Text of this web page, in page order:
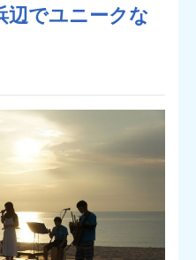
辺でユニークな